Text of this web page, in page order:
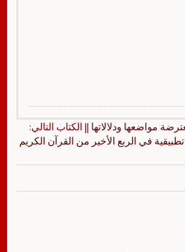
مواضعها ودلالاتها || الكتاب التالي:
في الربع الأخير من القرآن الكريم